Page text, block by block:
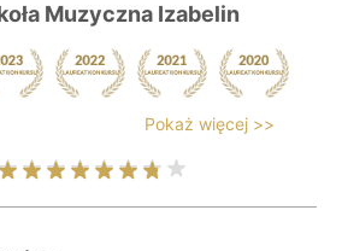
Muzyczna Izabelin
Pokaż więcej >>